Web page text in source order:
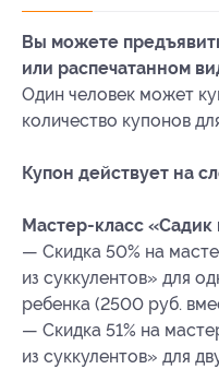
Вы можете
или распечатанном
Один человек может
количество купонов
Купон действует на
Мастер-класс «Садик
— Скидка 50% на
из суккулентов» для
ребенка (2500 руб.
— Скидка 51% на
из суккулентов» для